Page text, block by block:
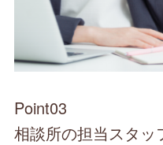
Point03
相談所の担当スタッ